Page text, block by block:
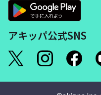
アキッパ公式SNS